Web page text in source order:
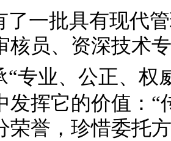
了一批具有现代
核员、资深技术
“专业、公正、权
发挥它的价值：“
荣誉，珍惜委托